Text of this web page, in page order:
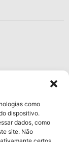
como
dispositivo.
dados, como
site. Não